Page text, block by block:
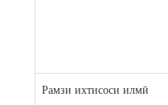
Рамзи ихтисоси илмӣ